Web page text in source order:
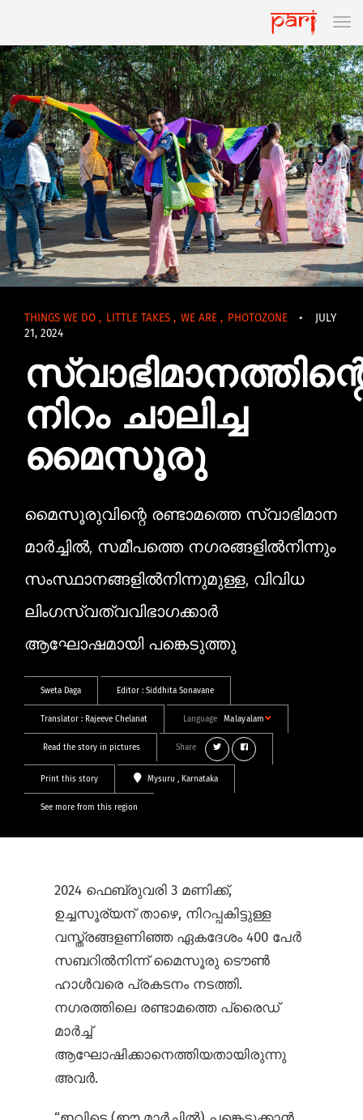
THINGS WE DO , LITTLE TAKES , WE ARE , PHOTOZONE •
JULY
21, 2024
നിറം ചാലിച്ച
മൈസൂരു
മൈസൂരുവിന്റെ രണ്ടാമത്തെ സ്വാഭിമാന
മാർച്ചിൽ, സമീപത്തെ നഗരങ്ങളിൽനിന്നും
സംസ്ഥാനങ്ങളിൽനിന്നുമുള്ള, വിവിധ
ലിംഗസ്വത്വവിഭാഗക്കാർ
ആഘോഷമായി പങ്കെടുത്തു
Sweta Daga Editor : Siddhita Sonavane
Translator : Rajeeve Chelanat Language Malayalam
Read the story in pictures Share
Print this story Mysuru , Karnataka
See more from this region
2024 ഫെബ്രുവരി 3 മണിക്ക്,
ഉച്ചസൂര്യന് താഴെ, നിറപ്പകിട്ടുള്ള
വസ്ത്രങ്ങളണിഞ്ഞ ഏകദേശം 400 പേർ
സബറിൽനിന്ന് മൈസൂരു ടൌൺ
ഹാൾവരെ പ്രകടനം നടത്തി.
നഗരത്തിലെ രണ്ടാമത്തെ പ്രൈഡ്
മാർച്ച്
ആഘോഷിക്കാനെത്തിയതായിരുന്നു
അവർ.